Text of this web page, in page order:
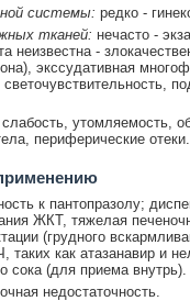
системы: редко -
тканей: нечасто -
неизвестна -
экссудативная
слабость, утомляемость,
периферические отеки.
к пантопразолу;
ЖКТ, тяжелая
(грудного
таких как атазанавир и
сока (для приема внутрь).
недостаточность.